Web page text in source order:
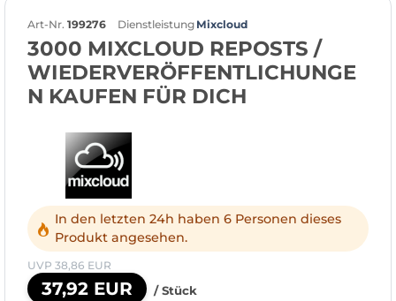
Art-Nr. 199276 Dienstleistung Mixcloud
3000 MIXCLOUD REPOSTS /
WIEDERVERÖFFENTLICHUNGE
N KAUFEN FÜR DICH
In den letzten 24h haben 6 Personen dieses
Produkt angesehen.
UVP 38,86 EUR
37,92 EUR / Stück